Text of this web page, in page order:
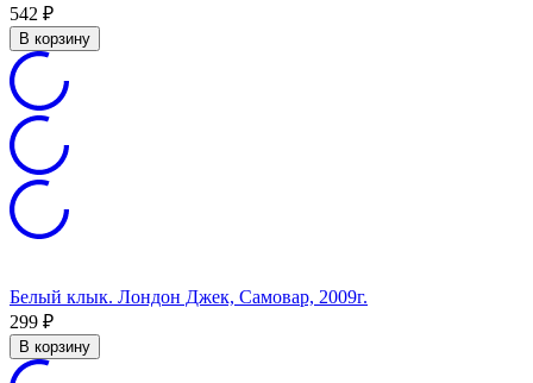
542 ₽
В корзину
Белый клык. Лондон Джек, Самовар, 2009г.
299 ₽
В корзину